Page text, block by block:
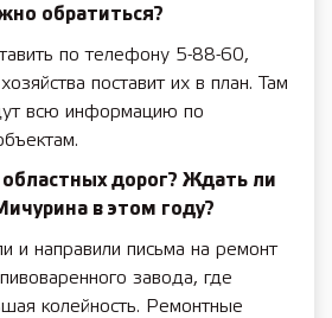
обратиться?
по телефону 5-88-60,
поставит их в план. Там
всю информацию по
областных дорог? Ждать ли
в этом году?
и направили письма на ремонт
завода, где
колейность. Ремонтные